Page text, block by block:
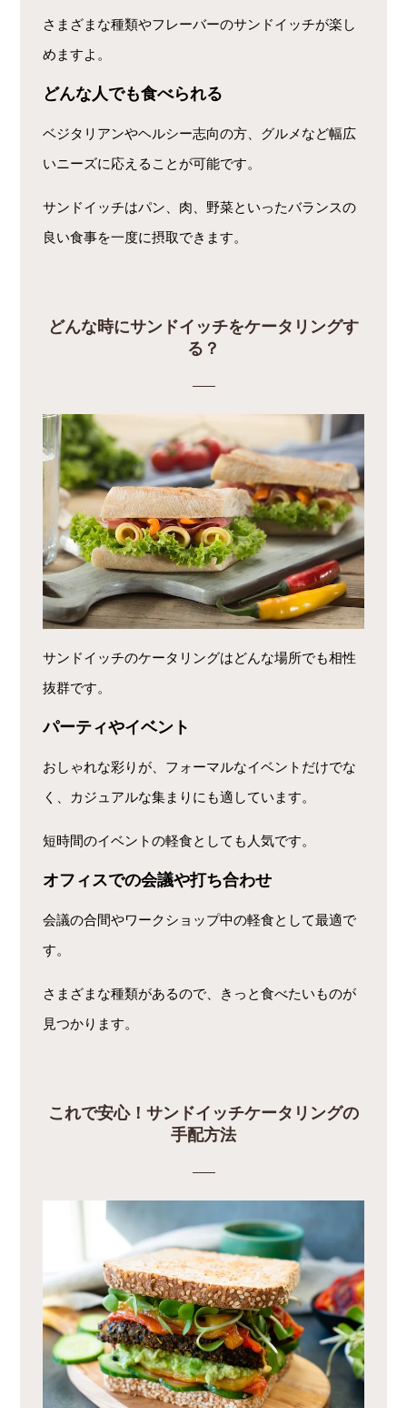
さまざまな種類やフレーバーのサンドイッチが楽し
めますよ。
どんな人でも食べられる
ベジタリアンやヘルシー志向の方、グルメなど幅広
いニーズに応えることが可能です。
サンドイッチはパン、肉、野菜といったバランスの
良い食事を一度に摂取できます。
どんな時にサンドイッチをケータリングす
る？
サンドイッチのケータリングはどんな場所でも相性
抜群です。
パーティやイベント
おしゃれな彩りが、フォーマルなイベントだけでな
く、カジュアルな集まりにも適しています。
短時間のイベントの軽食としても人気です。
オフィスでの会議や打ち合わせ
会議の合間やワークショップ中の軽食として最適で
す。
さまざまな種類があるので、きっと食べたいものが
見つかります。
これで安心！サンドイッチケータリングの
手配方法